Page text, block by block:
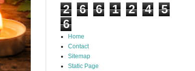
2 6 6 1 2 4
5
6
Home
Contact
Sitemap
Static Page